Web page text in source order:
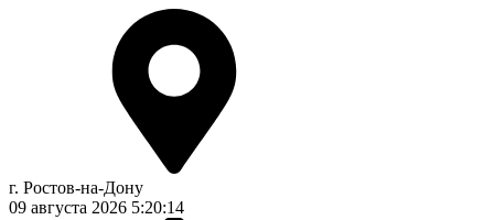
г. Ростов-на-Дону
09 августа 2026 5:20:15